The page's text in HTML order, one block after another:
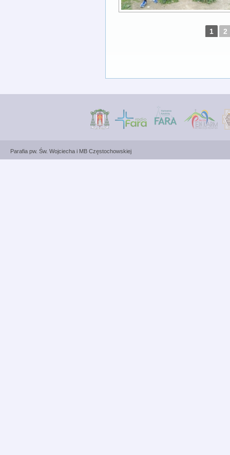
1 2
Parafia pw. Św. Wojciecha i MB Częstochowskiej